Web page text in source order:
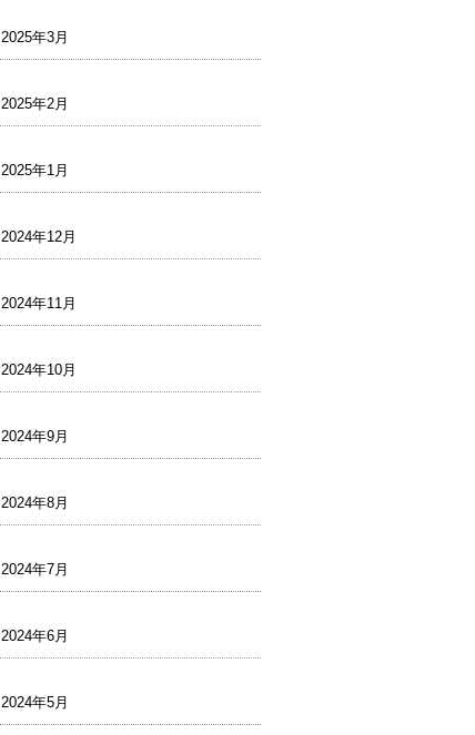
2025年3月
2025年2月
2025年1月
2024年12月
2024年11月
2024年10月
2024年9月
2024年8月
2024年7月
2024年6月
2024年5月